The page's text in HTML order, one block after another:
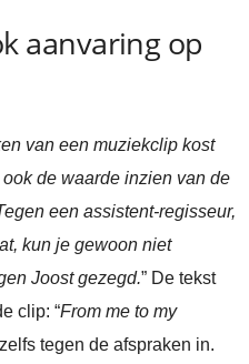
aanvaring op
van een muziekclip kost
de waarde inzien van de
een assistent-regisseur,
kun je gewoon niet
Joost gezegd.” De tekst
clip: “From me to my
tegen de afspraken in.